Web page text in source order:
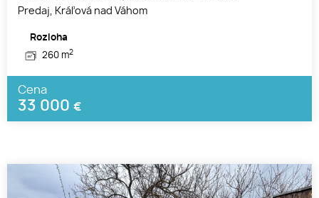
Predaj, Kráľová nad Váhom
Rozloha
260 m2
Cena
33 000 €